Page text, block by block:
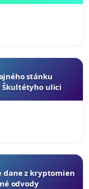
stánku
Škultétyho ulici
dane z kryptomien
odvody